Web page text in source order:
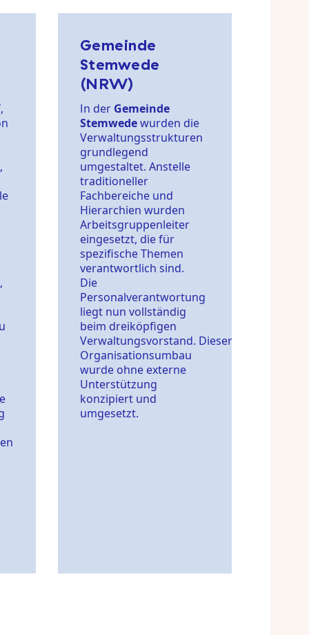
Gemeinde
Stemwede
(NRW)
In der Gemeinde
Stemwedewurden die
Verwaltungsstrukturen
grundlegend
umgestaltet. Anstelle
traditioneller
Fachbereiche und
Hierarchien wurden
Arbeitsgruppenleiter
eingesetzt, die für
spezifische Themen
verantwortlich sind.
Die
Personalverantwortung
liegt nun vollständig
beim dreiköpfigen
Verwaltungsvorstand. Dieser
Organisationsumbau
wurde ohne externe
Unterstützung
konzipiert und
umgesetzt.